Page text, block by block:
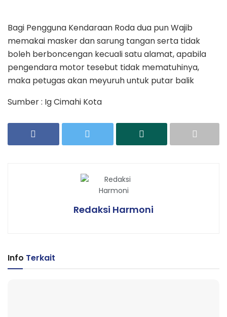
Bagi Pengguna Kendaraan Roda dua pun Wajib
memakai masker dan sarung tangan serta tidak
boleh berboncengan kecuali satu alamat, apabila
pengendara motor tesebut tidak mematuhinya,
maka petugas akan meyuruh untuk putar balik
Sumber : Ig Cimahi Kota
Redaksi Harmoni
Info Terkait